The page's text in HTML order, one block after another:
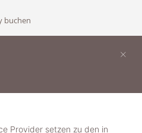
buchen
Provider setzen zu den in
×